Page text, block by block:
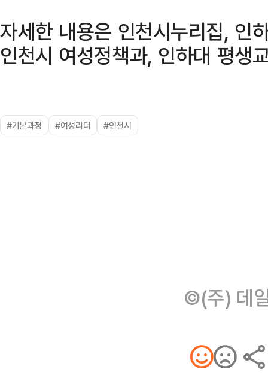
자세한 내용은 인천시누리집, 인
인천시 여성정책과, 인하대 평생
#기본과정 #여성리더 #인천시
©(주) 데